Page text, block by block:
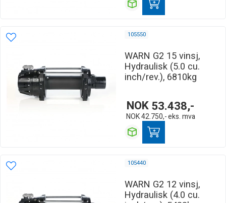
105550
WARN G2 15 vinsj,
Hydraulisk (5.0 cu.
inch/rev.), 6810kg
NOK53.438,-
NOK42.750,-eks. mva
105440
WARN G2 12 vinsj,
Hydraulisk (4.0 cu.